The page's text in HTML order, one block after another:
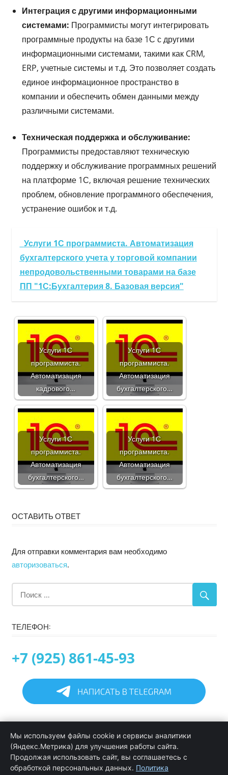
Интеграция с другими информационными
системами: Программисты могут интегрировать
программные продукты на базе 1С с другими
информационными системами, такими как CRM,
ERP, учетные системы и т.д. Это позволяет создать
единое информационное пространство в
компании и обеспечить обмен данными между
различными системами.
Техническая поддержка и обслуживание:
Программисты предоставляют техническую
поддержку и обслуживание программных решений
на платформе 1С, включая решение технических
проблем, обновление программного обеспечения,
устранение ошибок и т.д.
Услуги 1С программиста. Автоматизация
бухгалтерского учета у торговой компании
непродовольственными товарами на базе
ПП "1С:Бухгалтерия 8. Базовая версия"
Услуги 1С
программиста.
Автоматизация
кадрового…
Услуги 1С
программиста.
Автоматизация
бухгалтерского…
Услуги 1С
программиста.
Автоматизация
бухгалтерского…
Услуги 1С
программиста.
Автоматизация
бухгалтерского…
ОСТАВИТЬ ОТВЕТ
Для отправки комментария вам необходимо
авторизоваться.
ТЕЛЕФОН:
+7 (925) 861-45-93
Информация
Программирование в 1С услуги
Услуги обслуживания и сопровождения 1С
Мы используем файлы cookie и сервисы аналитики
(Яндекс.Метрика) для улучшения работы сайта.
Продолжая использовать сайт, вы соглашаетесь с
обработкой персональных данных. Политика